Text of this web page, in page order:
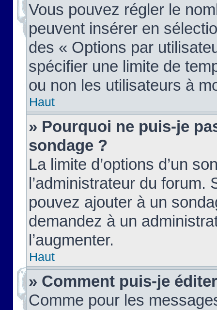
Vous pouvez régler le
peuvent insérer en
des « Options par
spécifier une limite de
ou non les utilisateurs à
Haut
» Pourquoi ne puis-je
sondage ?
La limite d’options d’un
l’administrateur du forum.
pouvez ajouter à un
demandez à un
l’augmenter.
Haut
» Comment puis-je
Comme pour les